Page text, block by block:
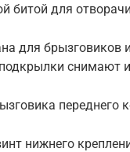
битой для
для
снимают
переднего
нижнего